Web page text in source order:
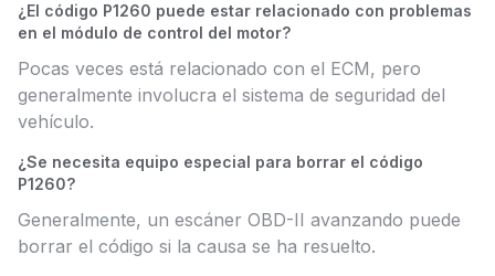
¿El código P1260 puede estar relacionado con problemas
en el módulo de control del motor?
Pocas veces está relacionado con el ECM, pero
generalmente involucra el sistema de seguridad del
vehículo.
¿Se necesita equipo especial para borrar el código
P1260?
Generalmente, un escáner OBD-II avanzando puede
borrar el código si la causa se ha resuelto.